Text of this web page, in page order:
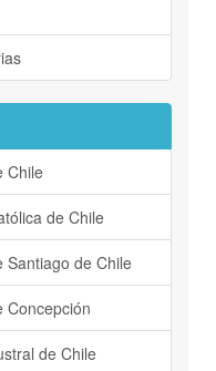
Chile
de Chile
Santiago de Chile
Concepción
de Chile